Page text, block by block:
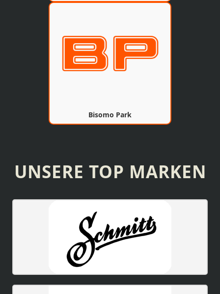
Bisomo Park
UNSERE TOP MARKEN